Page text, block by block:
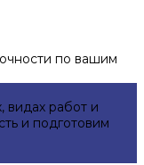
по вашим
видах работ и
и подготовим